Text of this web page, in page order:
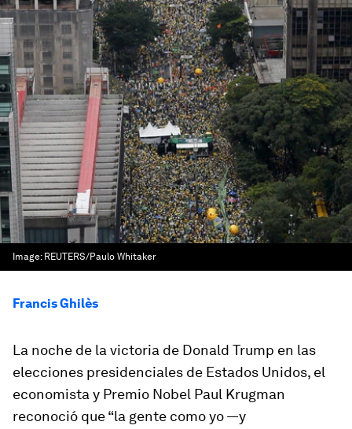
Image: REUTERS/Paulo Whitaker
Francis Ghilès
La noche de la victoria de Donald Trump en las
elecciones presidenciales de Estados Unidos, el
economista y Premio Nobel Paul Krugman
reconoció que “la gente como yo —y